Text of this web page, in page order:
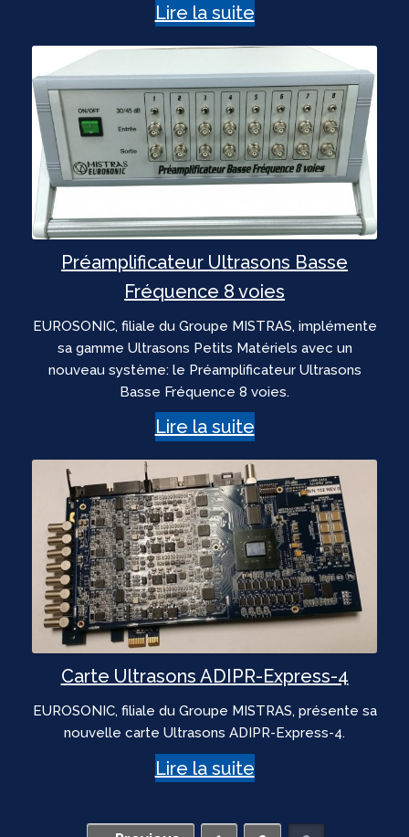
Lire la suite
Préamplificateur Ultrasons Basse
Fréquence 8 voies
EUROSONIC, filiale du Groupe MISTRAS, implémente
sa gamme Ultrasons Petits Matériels avec un
nouveau système: le Préamplificateur Ultrasons
Basse Fréquence 8 voies.
Lire la suite
Carte Ultrasons ADIPR-Express-4
EUROSONIC, filiale du Groupe MISTRAS, présente sa
nouvelle carte Ultrasons ADIPR-Express-4.
Lire la suite